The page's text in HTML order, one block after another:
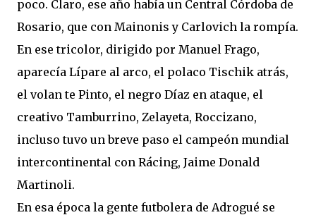
poco. Claro, ese año había un Central Córdoba de
Rosario, que con Mainonis y Carlovich la rompía.
En ese tricolor, dirigido por Manuel Frago,
aparecía Lípare al arco, el polaco Tischik atrás,
el volan te Pinto, el negro Díaz en ataque, el
creativo Tamburrino, Zelayeta, Roccizano,
incluso tuvo un breve paso el campeón mundial
intercontinental con Rácing, Jaime Donald
Martinoli.
En esa época la gente futbolera de Adrogué se